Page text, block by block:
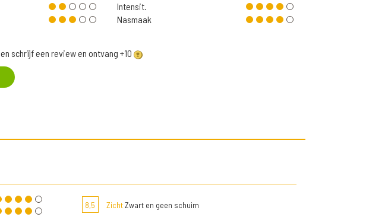
Intensit.
Nasmaak
en schrijf een review en ontvang +10
8,5 ZichtZwart en geen schuim